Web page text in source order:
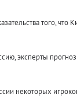
того, что
эксперты
некоторых